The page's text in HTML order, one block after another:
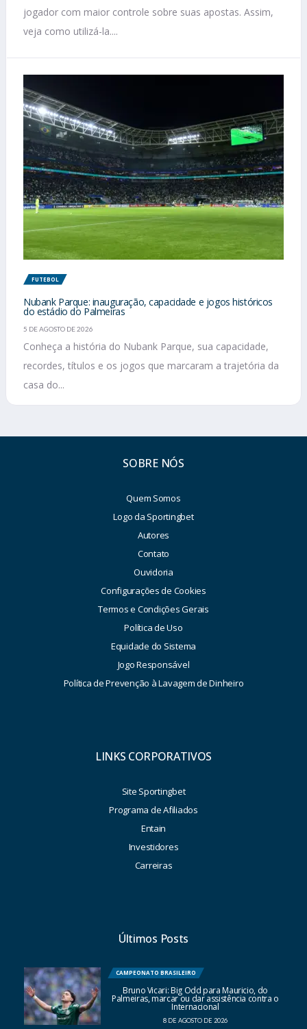
jogador com maior controle sobre suas apostas. Assim,
veja como utilizá-la....
FUTEBOL
Nubank Parque: inauguração, capacidade e jogos históricos
do estádio do Palmeiras
5 DE AGOSTO DE 2026
Conheça a história do Nubank Parque, sua capacidade,
recordes, títulos e os jogos que marcaram a trajetória da
casa do...
SOBRE NÓS
Quem Somos
Logo da Sportingbet
Autores
Contato
Ouvidoria
Configurações de Cookies
Termos e Condições Gerais
Política de Uso
Equidade do Sistema
Jogo Responsável
Política de Prevenção à Lavagem de Dinheiro
LINKS CORPORATIVOS
Site Sportingbet
Programa de Afiliados
Entain
Investidores
Carreiras
Últimos Posts
CAMPEONATO BRASILEIRO
Bruno Vicari: Big Odd para Mauricio, do
Palmeiras, marcar ou dar assistência contra o
Internacional
8 DE AGOSTO DE 2026